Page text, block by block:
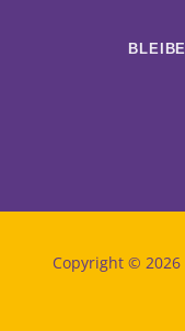
Copyright © 2026